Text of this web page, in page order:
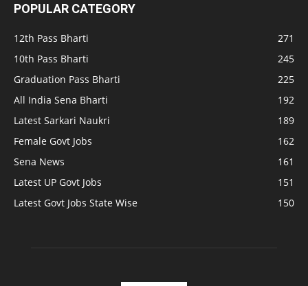
POPULAR CATEGORY
12th Pass Bharti
271
10th Pass Bharti
245
Graduation Pass Bharti
225
All India Sena Bharti
192
Latest Sarkari Naukri
189
Female Govt Jobs
162
Sena News
161
Latest UP Govt Jobs
151
Latest Govt Jobs State Wise
150